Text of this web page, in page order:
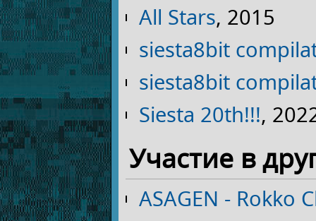
All Stars, 2015
siesta8bit
siesta8bit
Siesta 20th!!!,
Участие в
ASAGEN - Rokko